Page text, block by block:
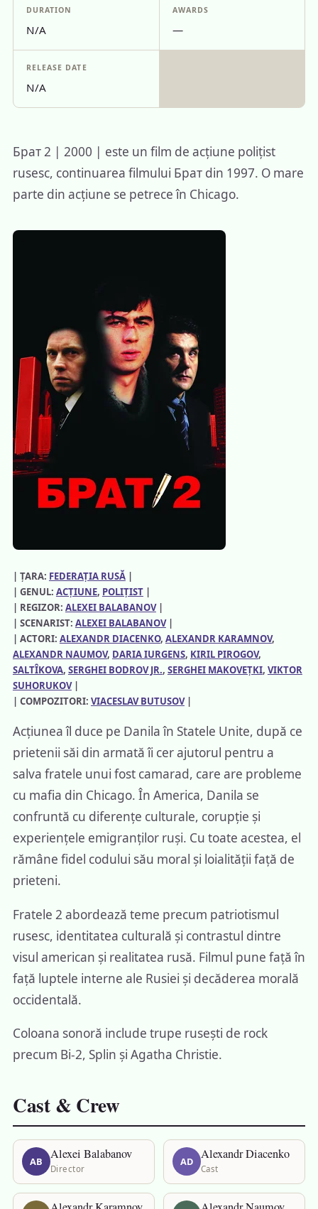
DURATION
N/A
AWARDS
—
RELEASE DATE
N/A
Брат 2 | 2000 | este un film de acțiune polițist
rusesc, continuarea filmului Брат din 1997. O mare
parte din acțiune se petrece în Chicago.
| ȚARA: FEDERAȚIA RUSĂ|
| GENUL: ACȚIUNE, POLIȚIST|
| REGIZOR: ALEXEI BALABANOV|
| SCENARIST: ALEXEI BALABANOV|
| ACTORI: ALEXANDR DIACENKO, ALEXANDR KARAMNOV
ALEXANDR NAUMOV, DARIA IURGENS, KIRIL PIROGOV
SALTÎKOVA, SERGHEI BODROV JR., SERGHEI MAKOVEȚKI, VIKTOR
SUHORUKOV|
| COMPOZITORI: VIACESLAV BUTUSOV|
Acțiunea îl duce pe Danila în Statele Unite, după ce
prietenii săi din armată îi cer ajutorul pentru a
salva fratele unui fost camarad, care are probleme
cu mafia din Chicago. În America, Danila se
confruntă cu diferențe culturale, corupție și
experiențele emigranților ruși. Cu toate acestea, el
rămâne fidel codului său moral și loialității față de
prieteni.
Fratele 2 abordează teme precum patriotismul
rusesc, identitatea culturală și contrastul dintre
visul american și realitatea rusă. Filmul pune față în
față luptele interne ale Rusiei și decăderea morală
occidentală.
Coloana sonoră include trupe rusești de rock
precum Bi-2, Splin și Agatha Christie.
Cast & Crew
AB
Alexei Balabanov
Director
AD
Alexandr Diacenko
Cast